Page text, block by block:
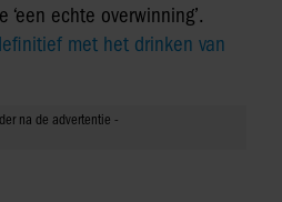
echte overwinning’.
met het drinken van